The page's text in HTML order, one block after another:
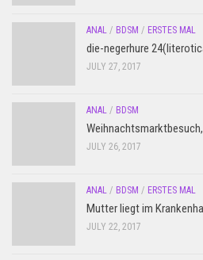
ANAL / BDSM / ERSTES MAL
die-negerhure
JULY 27, 2017
ANAL / BDSM
Weihnachtsmarktbesuch,
JULY 26, 2017
ANAL / BDSM / ERSTES MAL
Mutter liegt im
JULY 22, 2017